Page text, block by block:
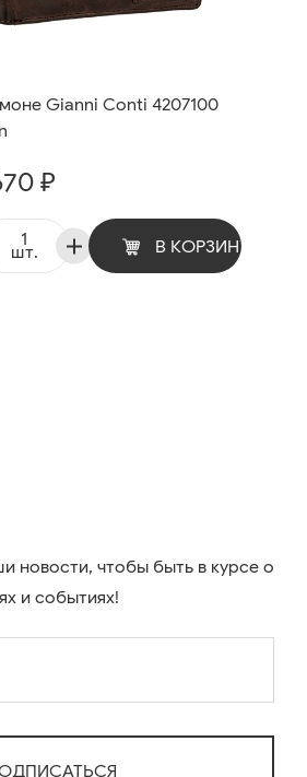
Gianni Conti 4207100
₽
шт. В КОРЗИНУ
новости, чтобы быть в курсе о
и событиях!